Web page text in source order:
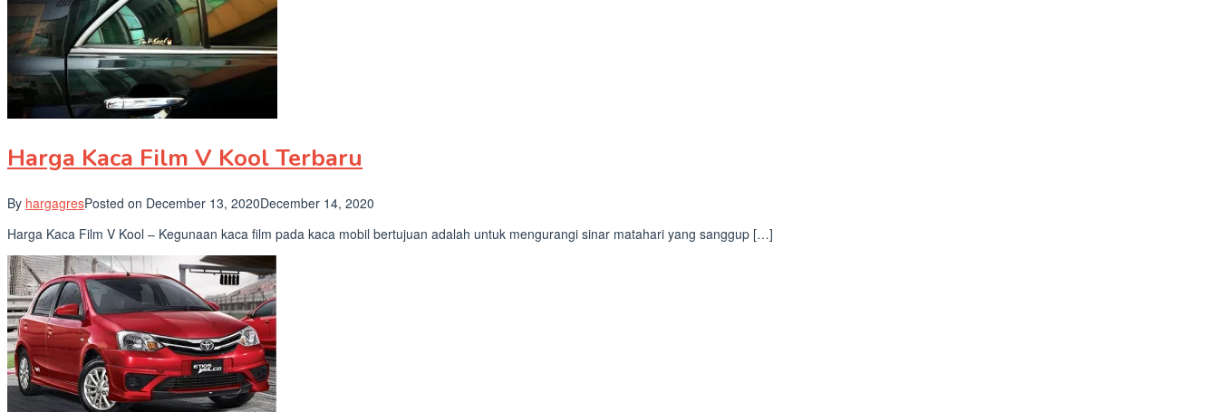
Harga Kaca Film V Kool Terbaru
By hargagresPosted on December 13, 2020December 14, 2020
Harga Kaca Film V Kool – Kegunaan kaca film pada kaca mobil bertujuan adalah untuk mengurangi sinar matahari yang sanggup […]